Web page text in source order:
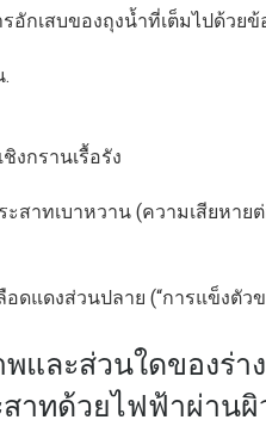
รอักเสบของถุงน้ำที่เต็มไปด้วย
งกรานเรื้อรัง
ะสาทเบาหวาน (ความเสียหา
ดแดงส่วนปลาย (“การแข็งตัว
และส่วนใดของร่า
าทด้วยไฟฟ้าผ่านผิ